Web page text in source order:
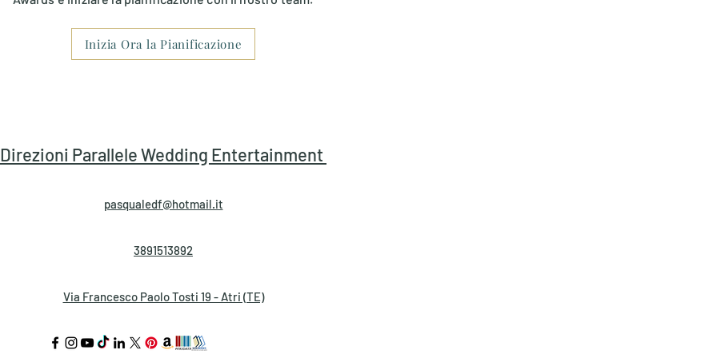
Scalette & Tendenze Pianificazione & Tempistiche
Inizia Ora la Pianificazione
Direzioni ParalleleWedding Entertainment
pasqualedf@hotmail.it
3891513892
Via Francesco Paolo Tosti 19 - Atri (TE)